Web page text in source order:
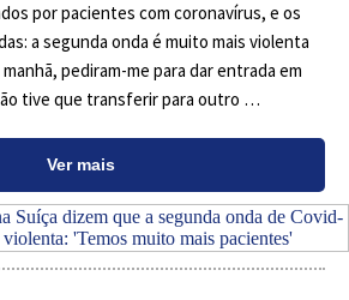
por pacientes com coronavírus, e os
a segunda onda é muito mais violenta
pediram-me para dar entrada em
tive que transferir para outro …
Ver mais